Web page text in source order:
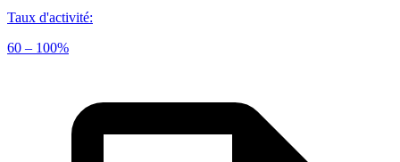
Taux d'activité:
60 – 100%